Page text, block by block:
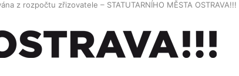
z rozpočtu zřizovatele – STATUTARNÍHO MĚSTA OSTRAVA!!!